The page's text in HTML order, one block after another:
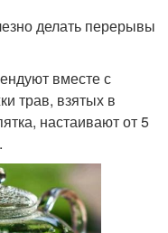
делать перерывы
вместе с
трав, взятых в
настаивают от 5